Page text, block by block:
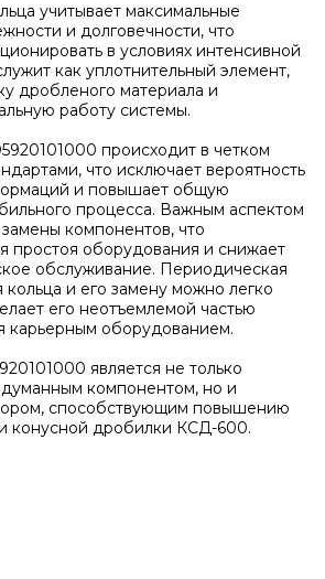
учитывает максимальные
и долговечности, что
в условиях интенсивной
как уплотнительный элемент,
дробленого материала и
работу системы.
происходит в четком
что исключает вероятность
и повышает общую
процесса. Важным аспектом
замены компонентов, что
простоя оборудования и снижает
обслуживание. Периодическая
кольца и его замену можно легко
его неотъемлемой частью
карьерным оборудованием.
является не только
компонентом, но и
способствующим повышению
конусной дробилки КСД-600.